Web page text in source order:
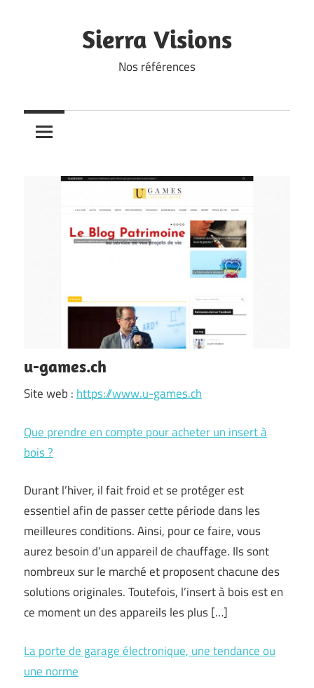
Sierra Visions
Nos références
u-games.ch
Site web : https://www.u-games.ch
Que prendre en compte pour acheter un insert à
bois ?
Durant l’hiver, il fait froid et se protéger est
essentiel afin de passer cette période dans les
meilleures conditions. Ainsi, pour ce faire, vous
aurez besoin d’un appareil de chauffage. Ils sont
nombreux sur le marché et proposent chacune des
solutions originales. Toutefois, l’insert à bois est en
ce moment un des appareils les plus […]
La porte de garage électronique, une tendance ou
une norme